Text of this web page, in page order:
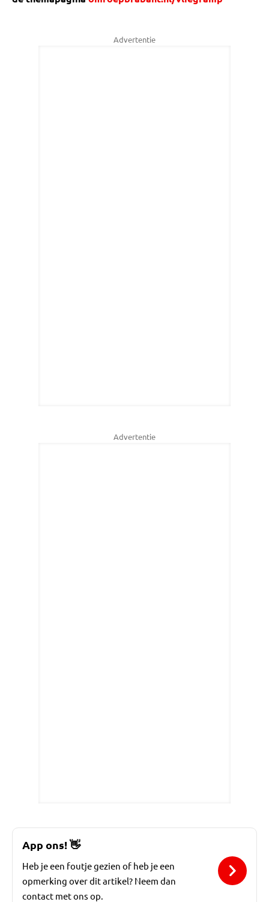
Advertentie
Advertentie
App ons!👋
Heb je een foutje gezien of heb je een
opmerking over dit artikel? Neem dan
contact met ons op.